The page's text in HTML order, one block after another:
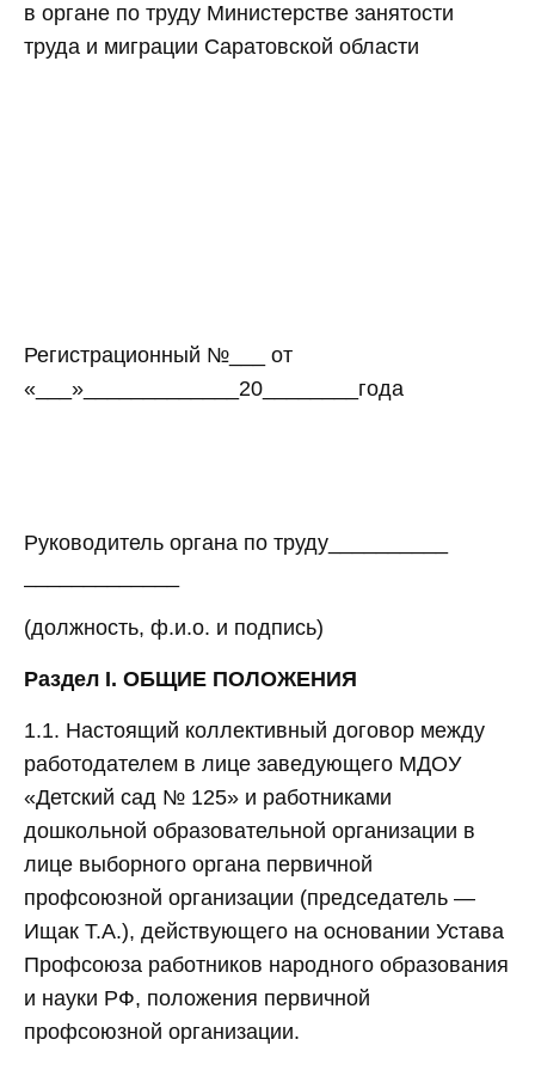
в органе по труду Министерстве занятости
труда и миграции Саратовской области
Регистрационный №___ от
«___»_____________20________года
Руководитель органа по труду__________
(должность, ф.и.о. и подпись)
Раздел I. ОБЩИЕ ПОЛОЖЕНИЯ
1.1. Настоящий коллективный договор между
работодателем в лице заведующего МДОУ
«Детский сад № 125» и работниками
дошкольной образовательной организации в
лице выборного органа первичной
профсоюзной организации (председатель —
Ищак Т.А.), действующего на основании Устава
Профсоюза работников народного образования
и науки РФ, положения первичной
профсоюзной организации.